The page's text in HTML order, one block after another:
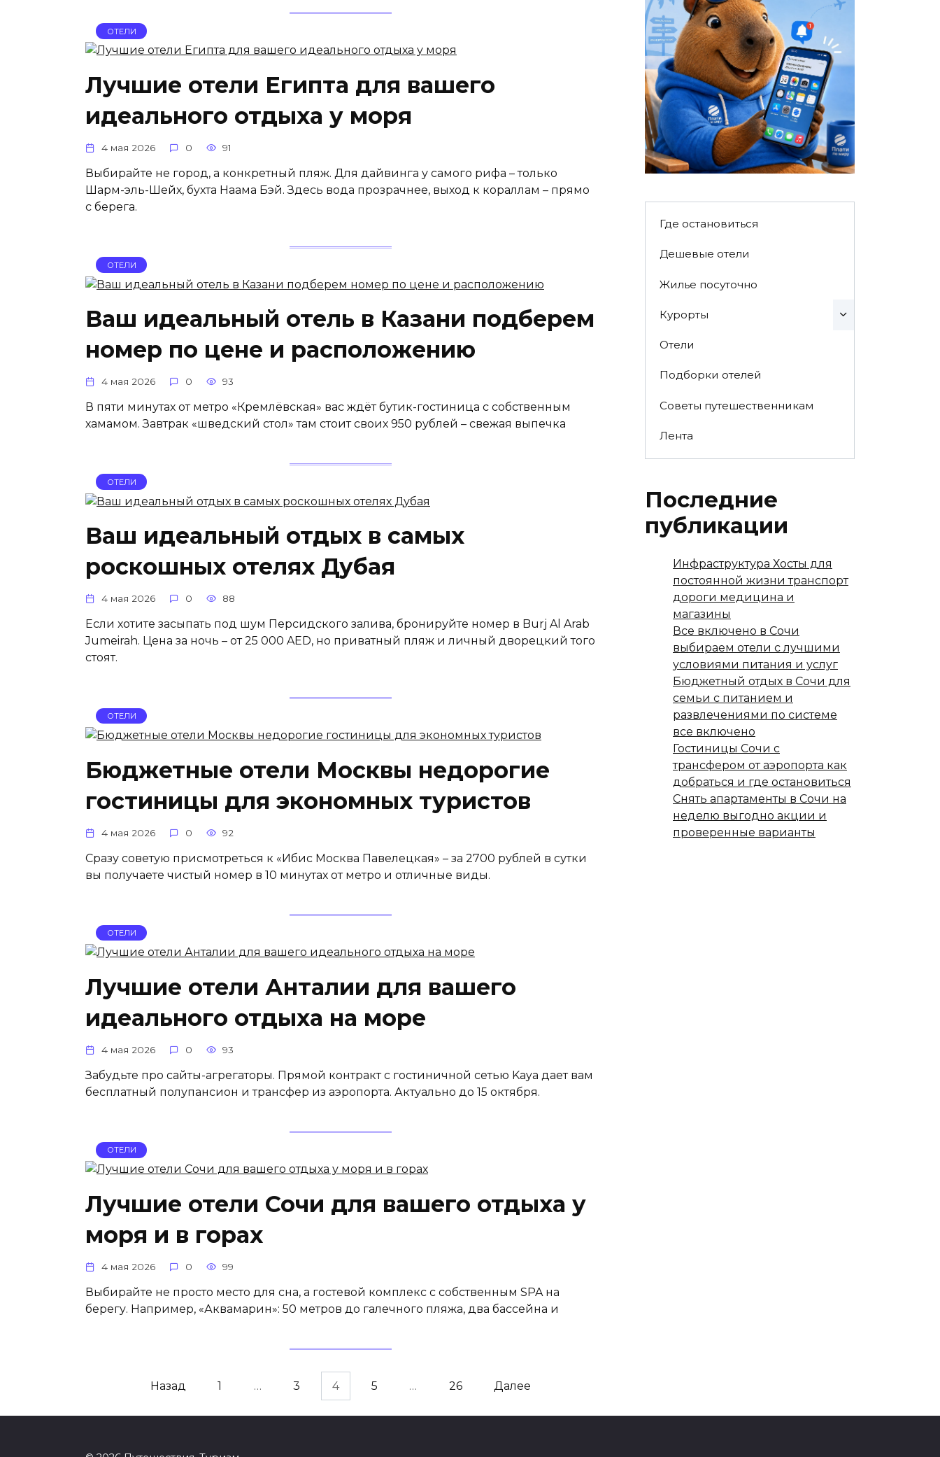
ОТЕЛИ
Лучшие отели Египта для вашего
идеального отдыха у моря
4 мая 2026 0 91
Выбирайте не город, а конкретный пляж. Для дайвинга у самого рифа – только
Шарм-эль-Шейх, бухта Наама Бэй. Здесь вода прозрачнее, выход к кораллам – прямо
с берега.
ОТЕЛИ
Ваш идеальный отель в Казани подберем
номер по цене и расположению
4 мая 2026 0 93
В пяти минутах от метро «Кремлёвская» вас ждёт бутик-гостиница с собственным
хамамом. Завтрак «шведский стол» там стоит своих 950 рублей – свежая выпечка
ОТЕЛИ
Ваш идеальный отдых в самых
роскошных отелях Дубая
4 мая 2026 0 88
Если хотите засыпать под шум Персидского залива, бронируйте номер в Burj Al Arab
Jumeirah. Цена за ночь – от 25 000 AED, но приватный пляж и личный дворецкий того
стоят.
ОТЕЛИ
Бюджетные отели Москвы недорогие
гостиницы для экономных туристов
4 мая 2026 0 92
Сразу советую присмотреться к «Ибис Москва Павелецкая» – за 2700 рублей в сутки
вы получаете чистый номер в 10 минутах от метро и отличные виды.
ОТЕЛИ
Лучшие отели Анталии для вашего
идеального отдыха на море
4 мая 2026 0 93
Забудьте про сайты-агрегаторы. Прямой контракт с гостиничной сетью Kaya дает вам
бесплатный полупансион и трансфер из аэропорта. Актуально до 15 октября.
ОТЕЛИ
Лучшие отели Сочи для вашего отдыха у
моря и в горах
4 мая 2026 0 99
Выбирайте не просто место для сна, а гостевой комплекс с собственным SPA на
берегу. Например, «Аквамарин»: 50 метров до галечного пляжа, два бассейна и
ПагинацияНазад 1 … 3 4 5 … 26 Далее
Где остановиться
Дешевые отели
Жилье посуточно
Курорты
Отели
Подборки отелей
Советы путешественникам
Лента
Последние
публикации
Инфраструктура Хосты для
постоянной жизни транспорт
дороги медицина и
магазины
Все включено в Сочи
выбираем отели с лучшими
условиями питания и услуг
Бюджетный отдых в Сочи для
семьи с питанием и
развлечениями по системе
все включено
Гостиницы Сочи с
трансфером от аэропорта как
добраться и где остановиться
Снять апартаменты в Сочи на
неделю выгодно акции и
проверенные варианты